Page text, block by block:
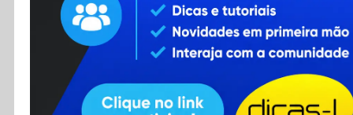
Contato
RSS